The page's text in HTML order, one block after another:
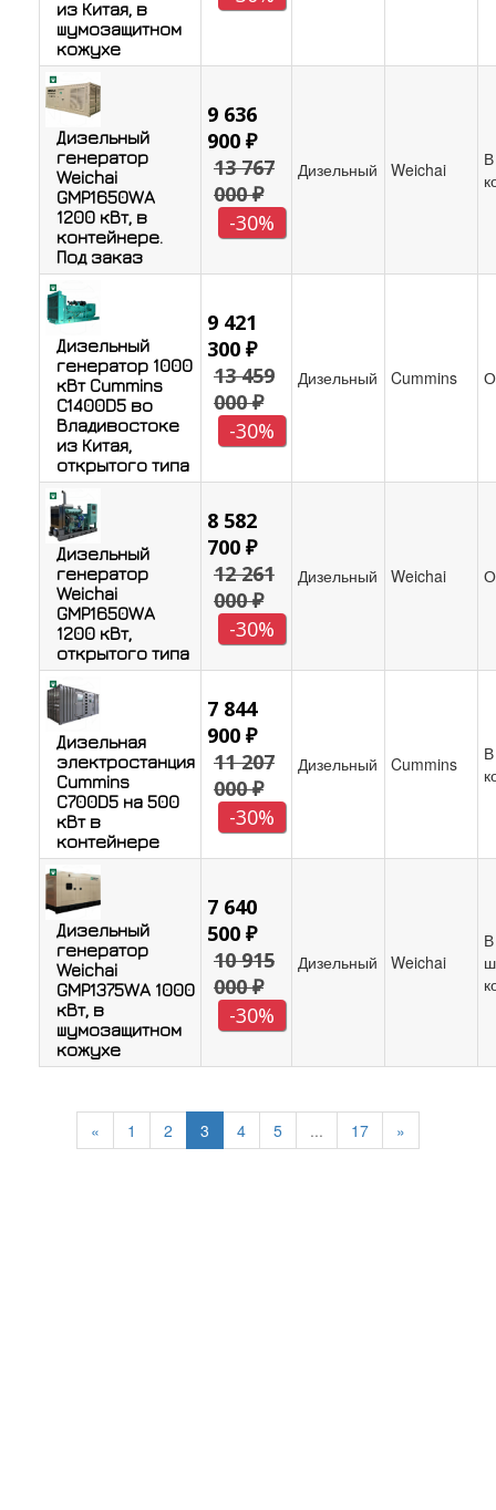
из Китая, в
шумозащитном
кожухе
Дизельный
генератор
Weichai
GMP1650WA
1200 кВт, в
контейнере.
Под заказ
9 636
900 ₽
13 767
000 ₽
-30%
Дизельный Weichai
Дизельный
генератор 1000
кВт Cummins
C1400D5 во
Владивостоке
из Китая,
открытого типа
9 421
300 ₽
13 459
000 ₽
-30%
Дизельный Cummins
Дизельный
генератор
Weichai
GMP1650WA
1200 кВт,
открытого типа
8 582
700 ₽
12 261
000 ₽
-30%
Дизельный Weichai
Дизельная
электростанция
Cummins
C700D5 на 500
кВт в
контейнере
7 844
900 ₽
11 207
000 ₽
-30%
Дизельный Cummins
Дизельный
генератор
Weichai
GMP1375WA 1000
кВт, в
шумозащитном
кожухе
7 640
500 ₽
10 915
000 ₽
-30%
Дизельный Weichai
В
« 1 2 3 4 5 ... 17 »